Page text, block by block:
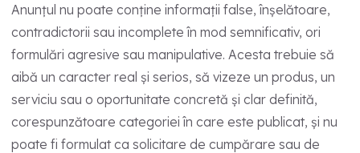
Anunțul nu poate conține informații false, înșelătoare,
contradictorii sau incomplete în mod semnificativ, ori
formulări agresive sau manipulative. Acesta trebuie să
aibă un caracter real și serios, să vizeze un produs, un
serviciu sau o oportunitate concretă și clar definită,
corespunzătoare categoriei în care este publicat, și nu
poate fi formulat ca solicitare de cumpărare sau de